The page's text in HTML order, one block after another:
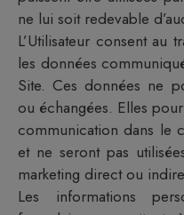
ne lui soit redevable
L’Utilisateur consent au
les données
Site. Ces données ne
ou échangées. Elles
communication dans le
et ne seront pas
marketing direct ou
Les informations